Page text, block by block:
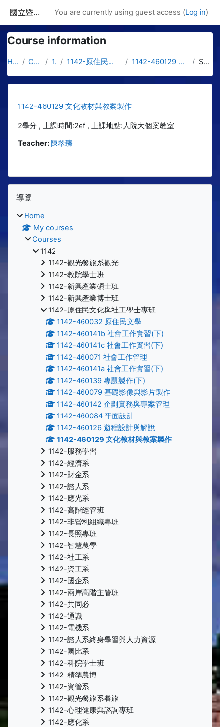
國立暨南國際大學課程資訊網 You are currently using guest access (Log in)
Course information
Home Courses 1142 1142-原住民文化與社工學士專班 1142-460129 文化教材與教案製作 Summary
1142-460129 文化教材與教案製作
2學分 , 上課時間:2ef , 上課地點:人院大個案教室
Teacher: 陳翠臻
Blocks
Skip 導覽
導覽
Home
My courses
Courses
1142
1142-觀光餐旅系觀光
1142-教院學士班
1142-新興產業碩士班
1142-新興產業博士班
1142-原住民文化與社工學士專班
1142-460032 原住民文學
1142-460141b 社會工作實習(下)
1142-460141c 社會工作實習(下)
1142-460071 社會工作管理
1142-460141a 社會工作實習(下)
1142-460139 專題製作(下)
1142-460079 基礎影像與影片製作
1142-460142 企劃實務與專案管理
1142-460084 平面設計
1142-460126 遊程設計與解說
1142-460129 文化教材與教案製作
1142-服務學習
1142-經濟系
1142-財金系
1142-諮人系
1142-應光系
1142-高階經管班
1142-非營利組織專班
1142-長照專班
1142-智慧農學
1142-社工系
1142-資工系
1142-國企系
1142-兩岸高階主管班
1142-共同必
1142-通識
1142-電機系
1142-諮人系終身學習與人力資源
1142-國比系
1142-科院學士班
1142-精準農博
1142-資管系
1142-觀光餐旅系餐旅
1142-心理健康與諮詢專班
1142-應化系